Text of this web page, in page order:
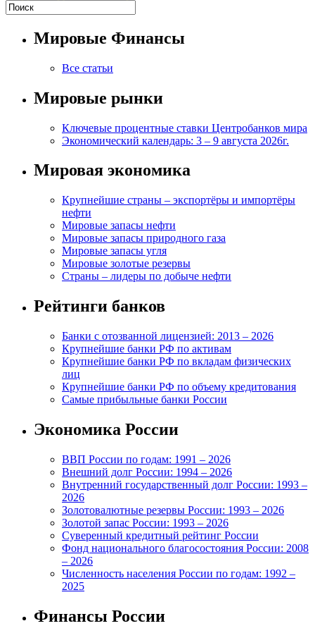
Мировые Финансы
Все статьи
Мировые рынки
Ключевые процентные ставки Центробанков мира
Экономический календарь: 3 – 9 августа 2026г.
Мировая экономика
Крупнейшие страны – экспортёры и импортёры
нефти
Мировые запасы нефти
Мировые запасы природного газа
Мировые запасы угля
Мировые золотые резервы
Страны – лидеры по добыче нефти
Рейтинги банков
Банки с отозванной лицензией: 2013 – 2026
Крупнейшие банки РФ по активам
Крупнейшие банки РФ по вкладам физических
лиц
Крупнейшие банки РФ по объему кредитования
Самые прибыльные банки России
Экономика России
ВВП России по годам: 1991 – 2026
Внешний долг России: 1994 – 2026
Внутренний государственный долг России: 1993 –
2026
Золотовалютные резервы России: 1993 – 2026
Золотой запас России: 1993 – 2026
Суверенный кредитный рейтинг России
Фонд национального благосостояния России: 2008
– 2026
Численность населения России по годам: 1992 –
2025
Финансы России